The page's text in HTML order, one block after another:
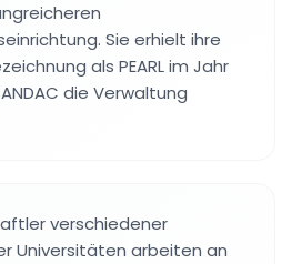
Sie erhielt ihre
als PEARL im Jahr
die Verwaltung
verschiedener
Universitäten arbeiten an